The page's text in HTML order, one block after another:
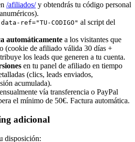
/afiliados/y obtendrás tu código personal
data-ref="TU-CODIGO" al script del
automáticamente a los visitantes que
(cookie de afiliado válida 30 días +
los leads que generen a tu cuenta.
en tu panel de afiliado en tiempo
(clics, leads enviados,
acumulada).
vía transferencia o PayPal
el mínimo de 50€. Factura automática.
adicional
disposición: